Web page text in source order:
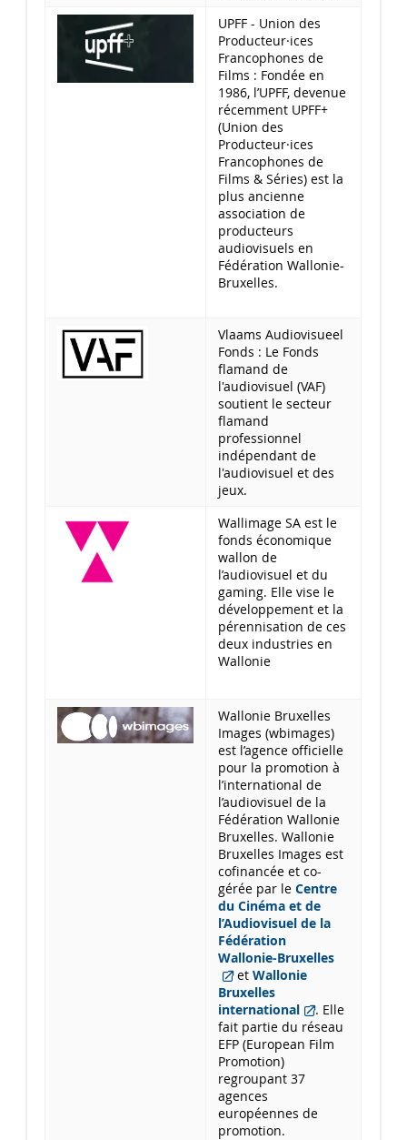
UPFF - Union des
Producteur·ices
Francophones de
Films : Fondée en
1986, l’UPFF, devenue
récemment UPFF+
(Union des
Producteur·ices
Francophones de
Films & Séries) est la
plus ancienne
association de
producteurs
audiovisuels en
Fédération Wallonie-
Bruxelles.
Vlaams Audiovisueel
Fonds : Le Fonds
flamand de
l'audiovisuel (VAF)
soutient le secteur
flamand
professionnel
indépendant de
l'audiovisuel et des
jeux.
Wallimage SA est le
fonds économique
wallon de
l’audiovisuel et du
gaming. Elle vise le
développement et la
pérennisation de ces
deux industries en
Wallonie
Wallonie Bruxelles
Images (wbimages)
est l’agence officielle
pour la promotion à
l’international de
l’audiovisuel de la
Fédération Wallonie
Bruxelles. Wallonie
Bruxelles Images est
cofinancée et co-
gérée par leCentre
du Cinéma et de
l’Audiovisuel de la
Fédération
Wallonie-Bruxelles
etWallonie
Bruxelles
international
. Elle
fait partie du réseau
EFP (European Film
Promotion)
regroupant 37
agences
européennes de
promotion.